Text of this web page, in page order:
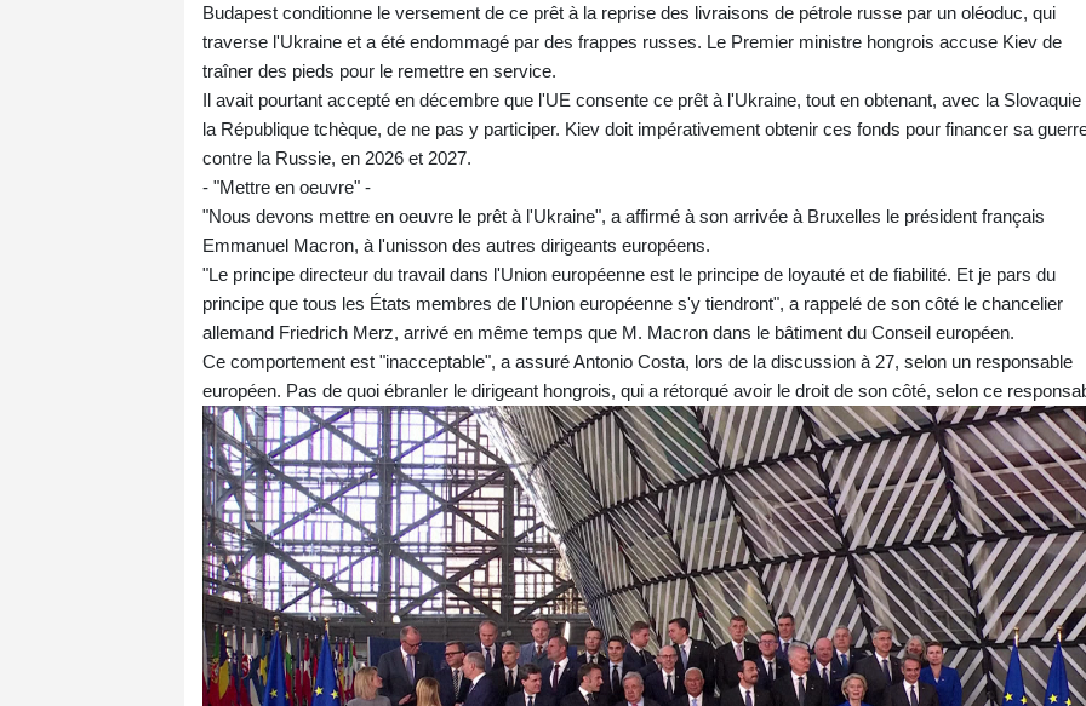
Budapest conditionne le versement de ce prêt à la reprise des livraisons de pétrole russe par un oléoduc, qui
traverse l'Ukraine et a été endommagé par des frappes russes. Le Premier ministre hongrois accuse Kiev de
traîner des pieds pour le remettre en service.
Il avait pourtant accepté en décembre que l'UE consente ce prêt à l'Ukraine, tout en obtenant, avec la Slovaquie
la République tchèque, de ne pas y participer. Kiev doit impérativement obtenir ces fonds pour financer sa
contre la Russie, en 2026 et 2027.
- "Mettre en oeuvre" -
"Nous devons mettre en oeuvre le prêt à l'Ukraine", a affirmé à son arrivée à Bruxelles le président français
Emmanuel Macron, à l'unisson des autres dirigeants européens.
"Le principe directeur du travail dans l'Union européenne est le principe de loyauté et de fiabilité. Et je pars du
principe que tous les États membres de l'Union européenne s'y tiendront", a rappelé de son côté le chancelier
allemand Friedrich Merz, arrivé en même temps que M. Macron dans le bâtiment du Conseil européen.
Ce comportement est "inacceptable", a assuré Antonio Costa, lors de la discussion à 27, selon un responsable
européen. Pas de quoi ébranler le dirigeant hongrois, qui a rétorqué avoir le droit de son côté, selon ce